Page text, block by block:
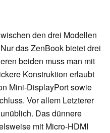
den drei Modellen
das ZenBook bietet drei
beiden muss man mit
Konstruktion erlaubt
Mini-DisplayPort sowie
Vor allem Letzterer
Das dünnere
mit Micro-HDMI